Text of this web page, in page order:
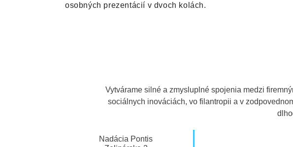
osobných prezentácií v dvoch kolách.
Vytvárame silné a zmysluplné spojenia medzi
sociálnych inováciách, vo filantropii a v
Nadácia Pontis